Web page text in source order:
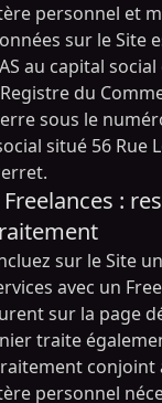
personnel et
sur le Site
au capital
du
sous le
situé 56 Rue
:
sur le Site
avec un
sur la page
traite
conjoint
personnel